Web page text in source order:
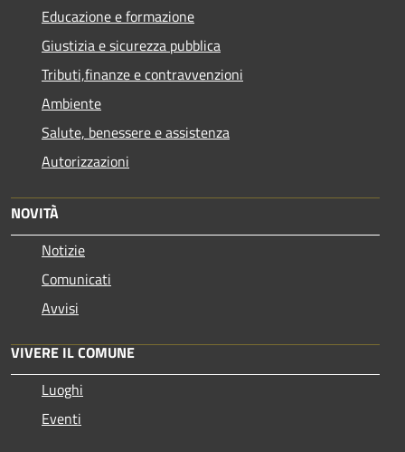
Educazione e formazione
Giustizia e sicurezza pubblica
Tributi,finanze e contravvenzioni
Ambiente
Salute, benessere e assistenza
Autorizzazioni
NOVITÀ
Notizie
Comunicati
Avvisi
VIVERE IL COMUNE
Luoghi
Eventi